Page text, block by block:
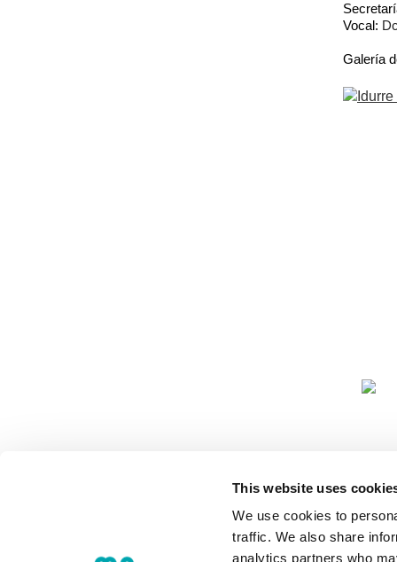
This website uses
We use cookies to
traffic. We also share
analytics partners who
Vocal:
Galería